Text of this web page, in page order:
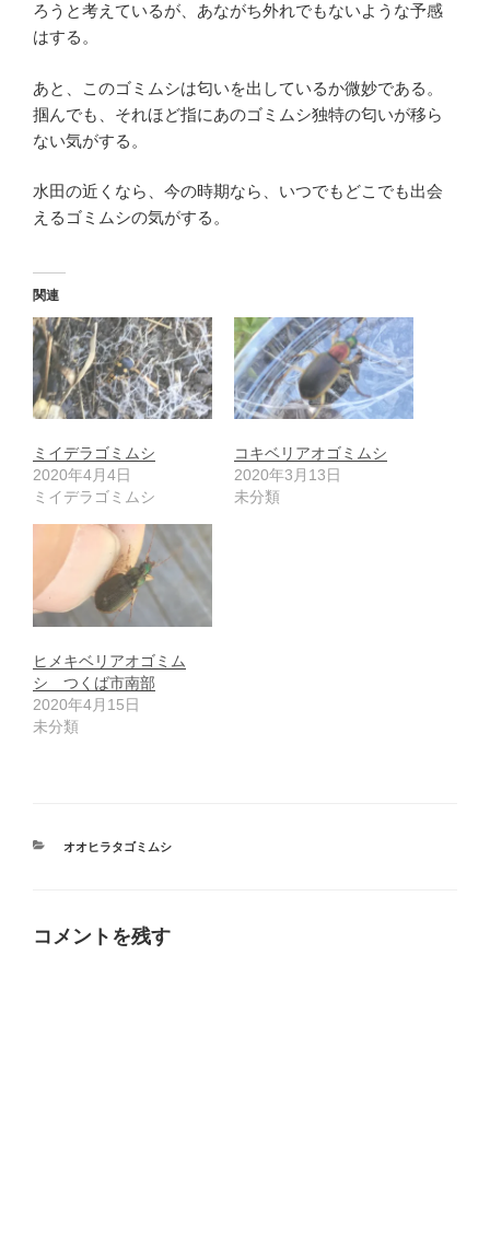
ろうと考えているが、あながち外れでもないような予感
はする。
あと、このゴミムシは匂いを出しているか微妙である。
掴んでも、それほど指にあのゴミムシ独特の匂いが移ら
ない気がする。
水田の近くなら、今の時期なら、いつでもどこでも出会
えるゴミムシの気がする。
関連
ミイデラゴミムシ
2020年4月4日
ミイデラゴミムシ
コキベリアオゴミムシ
2020年3月13日
未分類
ヒメキベリアオゴミム
シ つくば市南部
2020年4月15日
未分類
カ
オオヒラタゴミムシ
コメントを残す